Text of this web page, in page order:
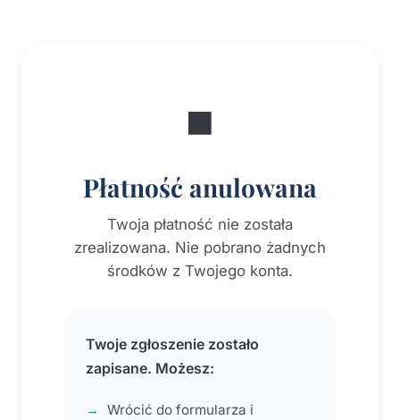
⏹️
Płatność anulowana
Twoja płatność nie została
zrealizowana. Nie pobrano żadnych
środków z Twojego konta.
Twoje zgłoszenie zostało
zapisane. Możesz:
Wrócić do formularza i
Propsyche FAQ
Online